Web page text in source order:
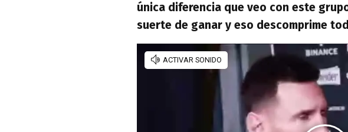
única diferencia que veo con este
suerte de ganar y eso descomprime